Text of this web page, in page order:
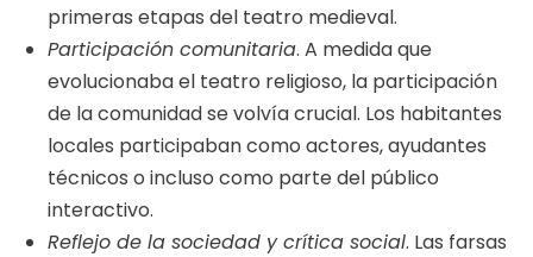
primeras etapas del teatro medieval.
Participación comunitaria. A medida que
evolucionaba el teatro religioso, la participación
de la comunidad se volvía crucial. Los habitantes
locales participaban como actores, ayudantes
técnicos o incluso como parte del público
interactivo.
Reflejo de la sociedad y crítica social. Las farsas